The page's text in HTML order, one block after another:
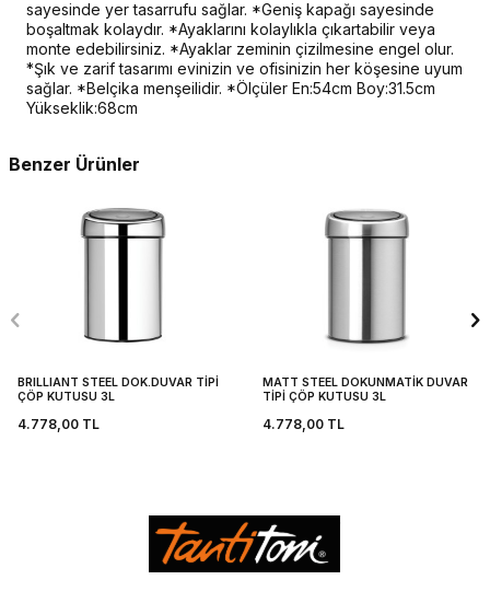
sayesinde yer tasarrufu sağlar. *Geniş kapağı sayesinde
boşaltmak kolaydır. *Ayaklarını kolaylıkla çıkartabilir veya
monte edebilirsiniz. *Ayaklar zeminin çizilmesine engel olur.
*Şık ve zarif tasarımı evinizin ve ofisinizin her köşesine uyum
sağlar. *Belçika menşeilidir. *Ölçüler En:54cm Boy:31.5cm
Yükseklik:68cm
Benzer Ürünler
BRILLIANT STEEL DOK.DUVAR TİPİ
ÇÖP KUTUSU 3L
4.778,00 TL
MATT STEEL DOKUNMATİK DUVAR
TİPİ ÇÖP KUTUSU 3L
4.778,00TL